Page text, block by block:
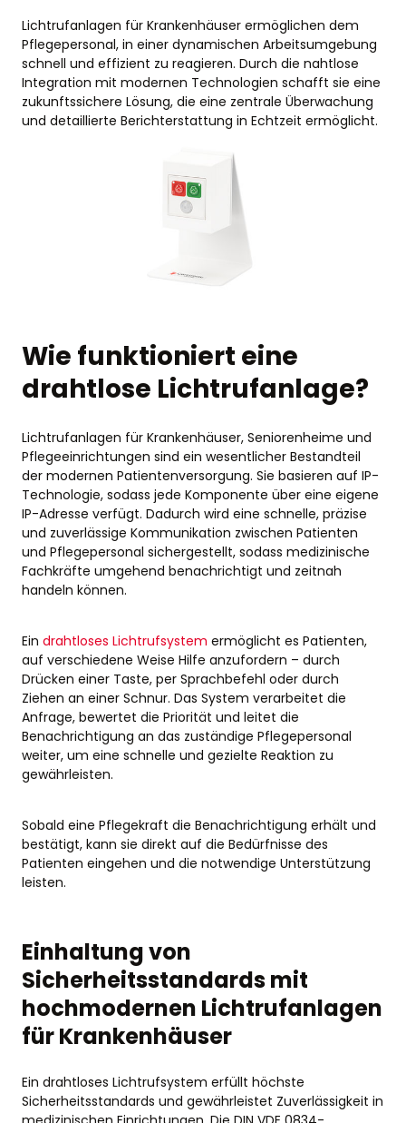
Lichtrufanlagen für Krankenhäuser ermöglichen dem
Pflegepersonal, in einer dynamischen Arbeitsumgebung
schnell und effizient zu reagieren. Durch die nahtlose
Integration mit modernen Technologien schafft sie eine
zukunftssichere Lösung, die eine zentrale Überwachung
und detaillierte Berichterstattung in Echtzeit ermöglicht.
Wie funktioniert eine
drahtlose Lichtrufanlage?
Lichtrufanlagen für Krankenhäuser, Seniorenheime und
Pflegeeinrichtungen sind ein wesentlicher Bestandteil
der modernen Patientenversorgung. Sie basieren auf IP-
Technologie, sodass jede Komponente über eine eigene
IP-Adresse verfügt. Dadurch wird eine schnelle, präzise
und zuverlässige Kommunikation zwischen Patienten
und Pflegepersonal sichergestellt, sodass medizinische
Fachkräfte umgehend benachrichtigt und zeitnah
handeln können.
Ein drahtloses Lichtrufsystem ermöglicht es Patienten,
auf verschiedene Weise Hilfe anzufordern – durch
Drücken einer Taste, per Sprachbefehl oder durch
Ziehen an einer Schnur. Das System verarbeitet die
Anfrage, bewertet die Priorität und leitet die
Benachrichtigung an das zuständige Pflegepersonal
weiter, um eine schnelle und gezielte Reaktion zu
gewährleisten.
Sobald eine Pflegekraft die Benachrichtigung erhält und
bestätigt, kann sie direkt auf die Bedürfnisse des
Patienten eingehen und die notwendige Unterstützung
leisten.
Einhaltung von
Sicherheitsstandards mit
hochmodernen Lichtrufanlagen
für Krankenhäuser
Ein drahtloses Lichtrufsystem erfüllt höchste
Sicherheitsstandards und gewährleistet Zuverlässigkeit in